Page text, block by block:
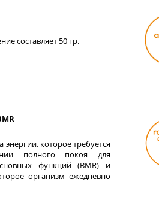
составляет 50 гр.
энергии, которое требуется
полного покоя для
функций (BMR) и
организм ежедневно